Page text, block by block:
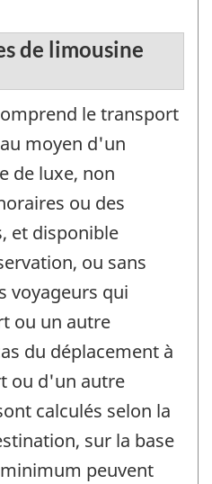
de limousine
le transport
moyen d'un
de luxe, non
ou des
et disponible
ou sans
voyageurs qui
ou un autre
du déplacement à
ou d'un autre
calculés selon la
sur la base
peuvent